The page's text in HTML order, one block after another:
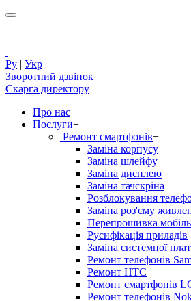
Ру | Укр
Зворотний дзвінок
Скарга директору
Про нас
Послуги+
Ремонт смартфонів+
Заміна корпусу
Заміна шлейфу
Заміна дисплею
Заміна тачскріна
Розблокування
Заміна роз'єму
Перепрошивка
Русифікація приладів
Заміна системної
Ремонт телефонів
Ремонт HTC
Ремонт смартфонів
Ремонт телефонів